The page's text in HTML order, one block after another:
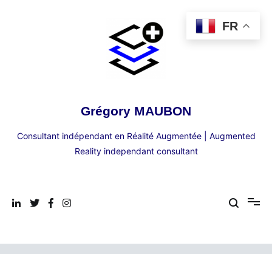
Grégory MAUBON
Consultant indépendant en Réalité Augmentée | Augmented
Reality independant consultant
FR